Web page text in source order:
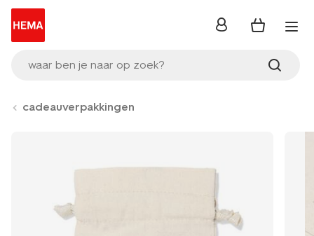
waar ben je naar op zoek?
inloggen
cadeauverpakkingen